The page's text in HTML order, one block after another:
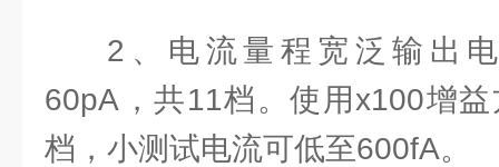
2、电流量程宽泛输出
60pA，共11档。使用x100增
档，小测试电流可低至600fA。